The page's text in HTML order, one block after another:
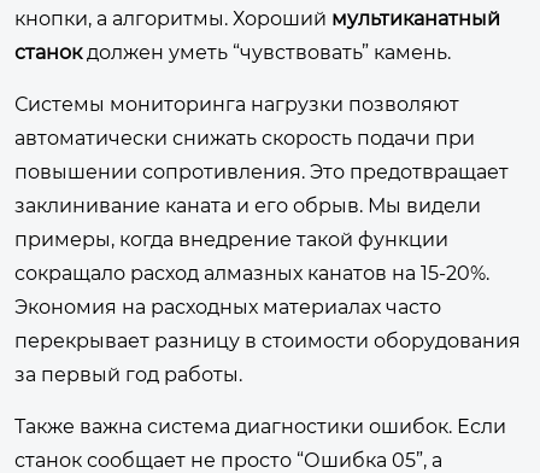
кнопки, а алгоритмы. Хороший мультиканатный
станокдолжен уметь “чувствовать” камень.
Системы мониторинга нагрузки позволяют
автоматически снижать скорость подачи при
повышении сопротивления. Это предотвращает
заклинивание каната и его обрыв. Мы видели
примеры, когда внедрение такой функции
сокращало расход алмазных канатов на 15-20%.
Экономия на расходных материалах часто
перекрывает разницу в стоимости оборудования
за первый год работы.
Также важна система диагностики ошибок. Если
станок сообщает не просто “Ошибка 05”, а